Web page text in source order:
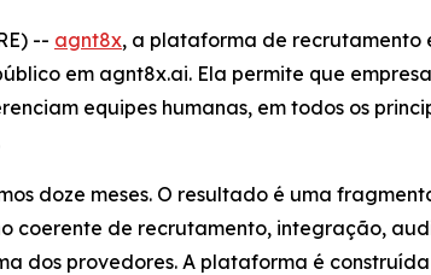
-- agnt8x, a plataforma de recrutamento
em agnt8x.ai. Ela permite que
equipes humanas, em todos os
doze meses. O resultado é uma
coerente de recrutamento, integração,
provedores. A plataforma é